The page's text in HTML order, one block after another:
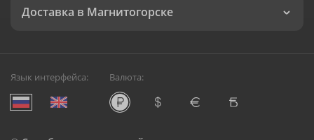
Доставка в Магнитогорске
Язык интерфейса: Валюта: